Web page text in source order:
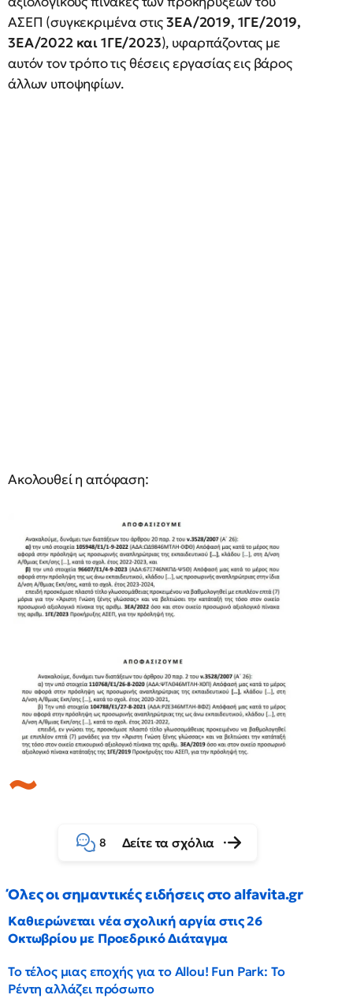
ΑΣΕΠ (συγκεκριμένα στις3ΕΑ/2019, 1ΓΕ/2019,
3ΕΑ/2022 και 1ΓΕ/2023), υφαρπάζοντας με
αυτόν τον τρόπο τις θέσεις εργασίας εις βάρος
άλλων υποψηφίων.
Ακολουθεί η απόφαση:
8 Δείτε τα σχόλια
Όλες οι σημαντικές ειδήσεις στο alfavita.gr
Καθιερώνεται νέα σχολική αργία στις 26
Οκτωβρίου με Προεδρικό Διάταγμα
Το τέλος μιας εποχής για το Allou! Fun Park: Το
Ρέντη αλλάζει πρόσωπο